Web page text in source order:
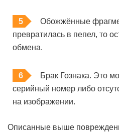
Обожжённые
превратилась в пепел, то
обмена.
Брак Гознака. Это
серийный номер либо
на изображении.
Описанные выше